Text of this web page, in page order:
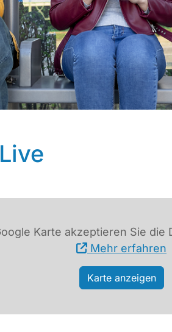
Karte akzeptieren Sie
Mehr erfahren
Karte anzeigen